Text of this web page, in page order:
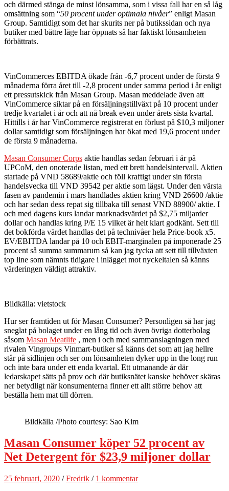
och därmed stänga de minst lönsamma, som i vissa fall har en så låg
omsättning som “50 procent under optimala nivåer” enligt Masan
Group. Samtidigt som det har skurits ner på butikssidan och nya
butiker med bättre läge har öppnats så har faktiskt lönsamheten
förbättrats.
VinCommerces EBITDA ökade från -6,7 procent under de första 9
månaderna förra året till -2,8 procent under samma period i år enligt
ett pressutskick från Masan Group. Masan meddelade även att
VinCommerce siktar på en försäljningstillväxt på 10 procent under
tredje kvartalet i år och att nå break even under årets sista kvartal.
Hittills i år har VinCommerce registrerat en förlust på $10,3 miljoner
dollar samtidigt som försäljningen har ökat med 19,6 procent under
de första 9 månaderna.
Masan Consumer Corps aktie handlas sedan februari i år på
UPCoM, den onoterade listan, med ett brett handelsintervall. Aktien
startade på VND 58689/aktie och föll kraftigt under sin första
handelsvecka till VND 39542 per aktie som lägst. Under den värsta
fasen av pandemin i mars handlades aktien kring VND 26600 /aktie
och har sedan dess repat sig tillbaka till senast VND 88900/ aktie. I
och med dagens kurs landar marknadsvärdet på $2,75 miljarder
dollar och handlas kring P/E 15 vilket är helt klart godkänt. Sett till
det bokförda värdet handlas det på technivåer hela Price-book x5.
EV/EBITDA landar på 10 och EBIT-marginalen på imponerade 25
procent så summa summarum så kan jag tycka att sett till tillväxten
top line som nämnts tidigare i inlägget mot nyckeltalen så känns
värderingen väldigt attraktiv.
Bildkälla: vietstock
Hur ser framtiden ut för Masan Consumer? Personligen så har jag
sneglat på bolaget under en lång tid och även övriga dotterbolag
såsom Masan Meatlife , men i och med sammanslagningen med
rivalen Vingroups Vinmart-butiker så känns det som att jag hellre
står på sidlinjen och ser om lönsamheten dyker upp in the long run
och inte bara under ett enda kvartal. Ett utmanande år där
ledarskapet sätts på prov och där butiksnätet kanske behöver skäras
ner betydligt när konsumenterna finner ett allt större behov att
beställa hem mat till dörren.
Bildkälla /Photo courtesy: Sao Kim
Masan Consumer köper 52 procent av
Net Detergent för $23,9 miljoner dollar
25 februari, 2020 /Fredrik / 1 kommentar